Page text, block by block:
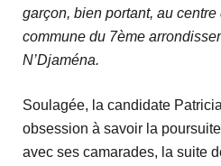
garçon, bien portant, au centre
commune du 7ème
N’Djaména.
Soulagée, la candidate
obsession à savoir la
avec ses camarades, la suite